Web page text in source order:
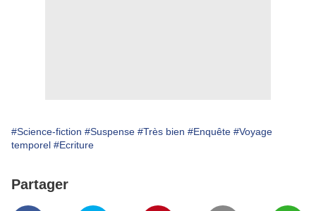
#Science-fiction #Suspense #Très bien #Enquête #Voyage
temporel #Ecriture
Partager